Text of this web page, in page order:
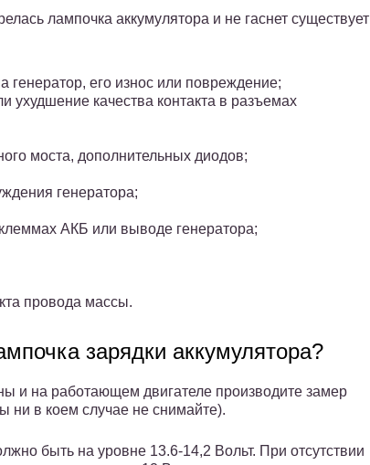
лампочка аккумулятора и не гаснет существует
его износ или повреждение;
ухудшение качества контакта в разъемах
моста, дополнительных диодов;
генератора;
АКБ или выводе генератора;
провода массы.
зарядки аккумулятора?
и на работающем двигателе производите замер
в коем случае не снимайте).
быть на уровне 13.6-14,2 Вольт. При отсутствии